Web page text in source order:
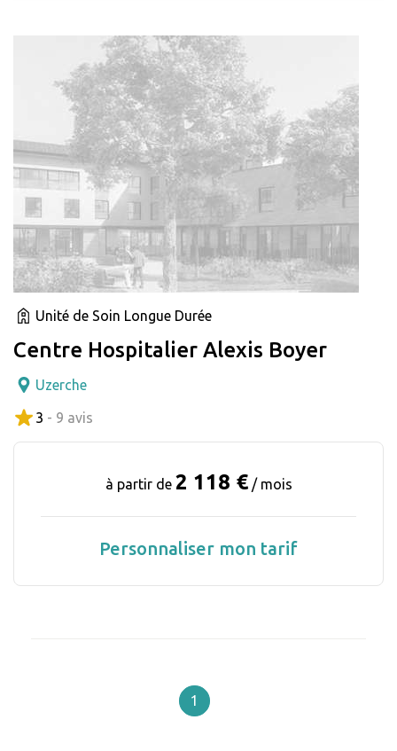
Unité de Soin Longue Durée
Centre Hospitalier Alexis Boyer
Uzerche
3 - 9 avis
à partir de 2 118 € / mois
Personnaliser mon tarif
1